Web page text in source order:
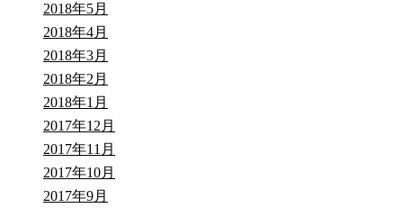
2018年5月
2018年4月
2018年3月
2018年2月
2018年1月
2017年12月
2017年11月
2017年10月
2017年9月